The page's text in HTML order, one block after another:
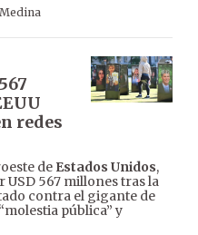
redes
de Estados Unidos,
USD 567 millones tras la
contra el gigante de
pública” y